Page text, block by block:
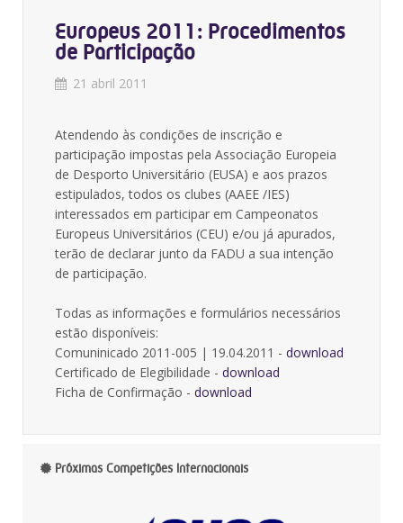
Europeus 2011: Procedimentos
de Participação
21 abril 2011
Atendendo às condições de inscrição e
participação impostas pela Associação Europeia
de Desporto Universitário (EUSA) e aos prazos
estipulados, todos os clubes (AAEE /IES)
interessados em participar em Campeonatos
Europeus Universitários (CEU) e/ou já apurados,
terão de declarar junto da FADU a sua intenção
de participação.
Todas as informações e formulários necessários
estão disponíveis:
Comuninicado 2011-005 | 19.04.2011 - download
Certificado de Elegibilidade - download
Ficha de Confirmação - download
Próximas Competições Internacionais